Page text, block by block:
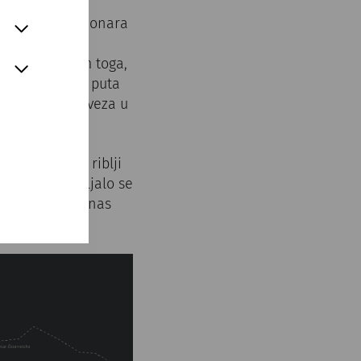
logora legionara
sjedište
km2. Osim toga,
Jantarskog puta
najvažnijih veza u
ulje, vino, riblji
nabavljalo se
freski i danas